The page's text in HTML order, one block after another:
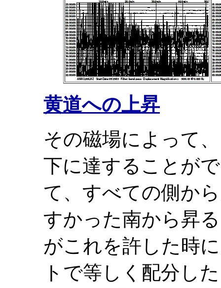
黄道への上昇
その磁場によって
下に達することが
て、すべての側か
すかった南から昇
がこれを許した時
トで等しく配分し